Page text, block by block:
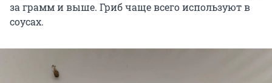
за грамм и выше. Гриб чаще всего используют в
соусах.